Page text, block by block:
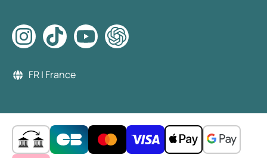
FR | France